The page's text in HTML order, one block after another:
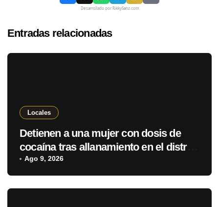
Desarrollado por RikkySanz.com
Entradas relacionadas
Locales
Detienen a una mujer con dosis de
cocaína tras allanamiento en el distrito
de Cerro Corá
Ago 9, 2026